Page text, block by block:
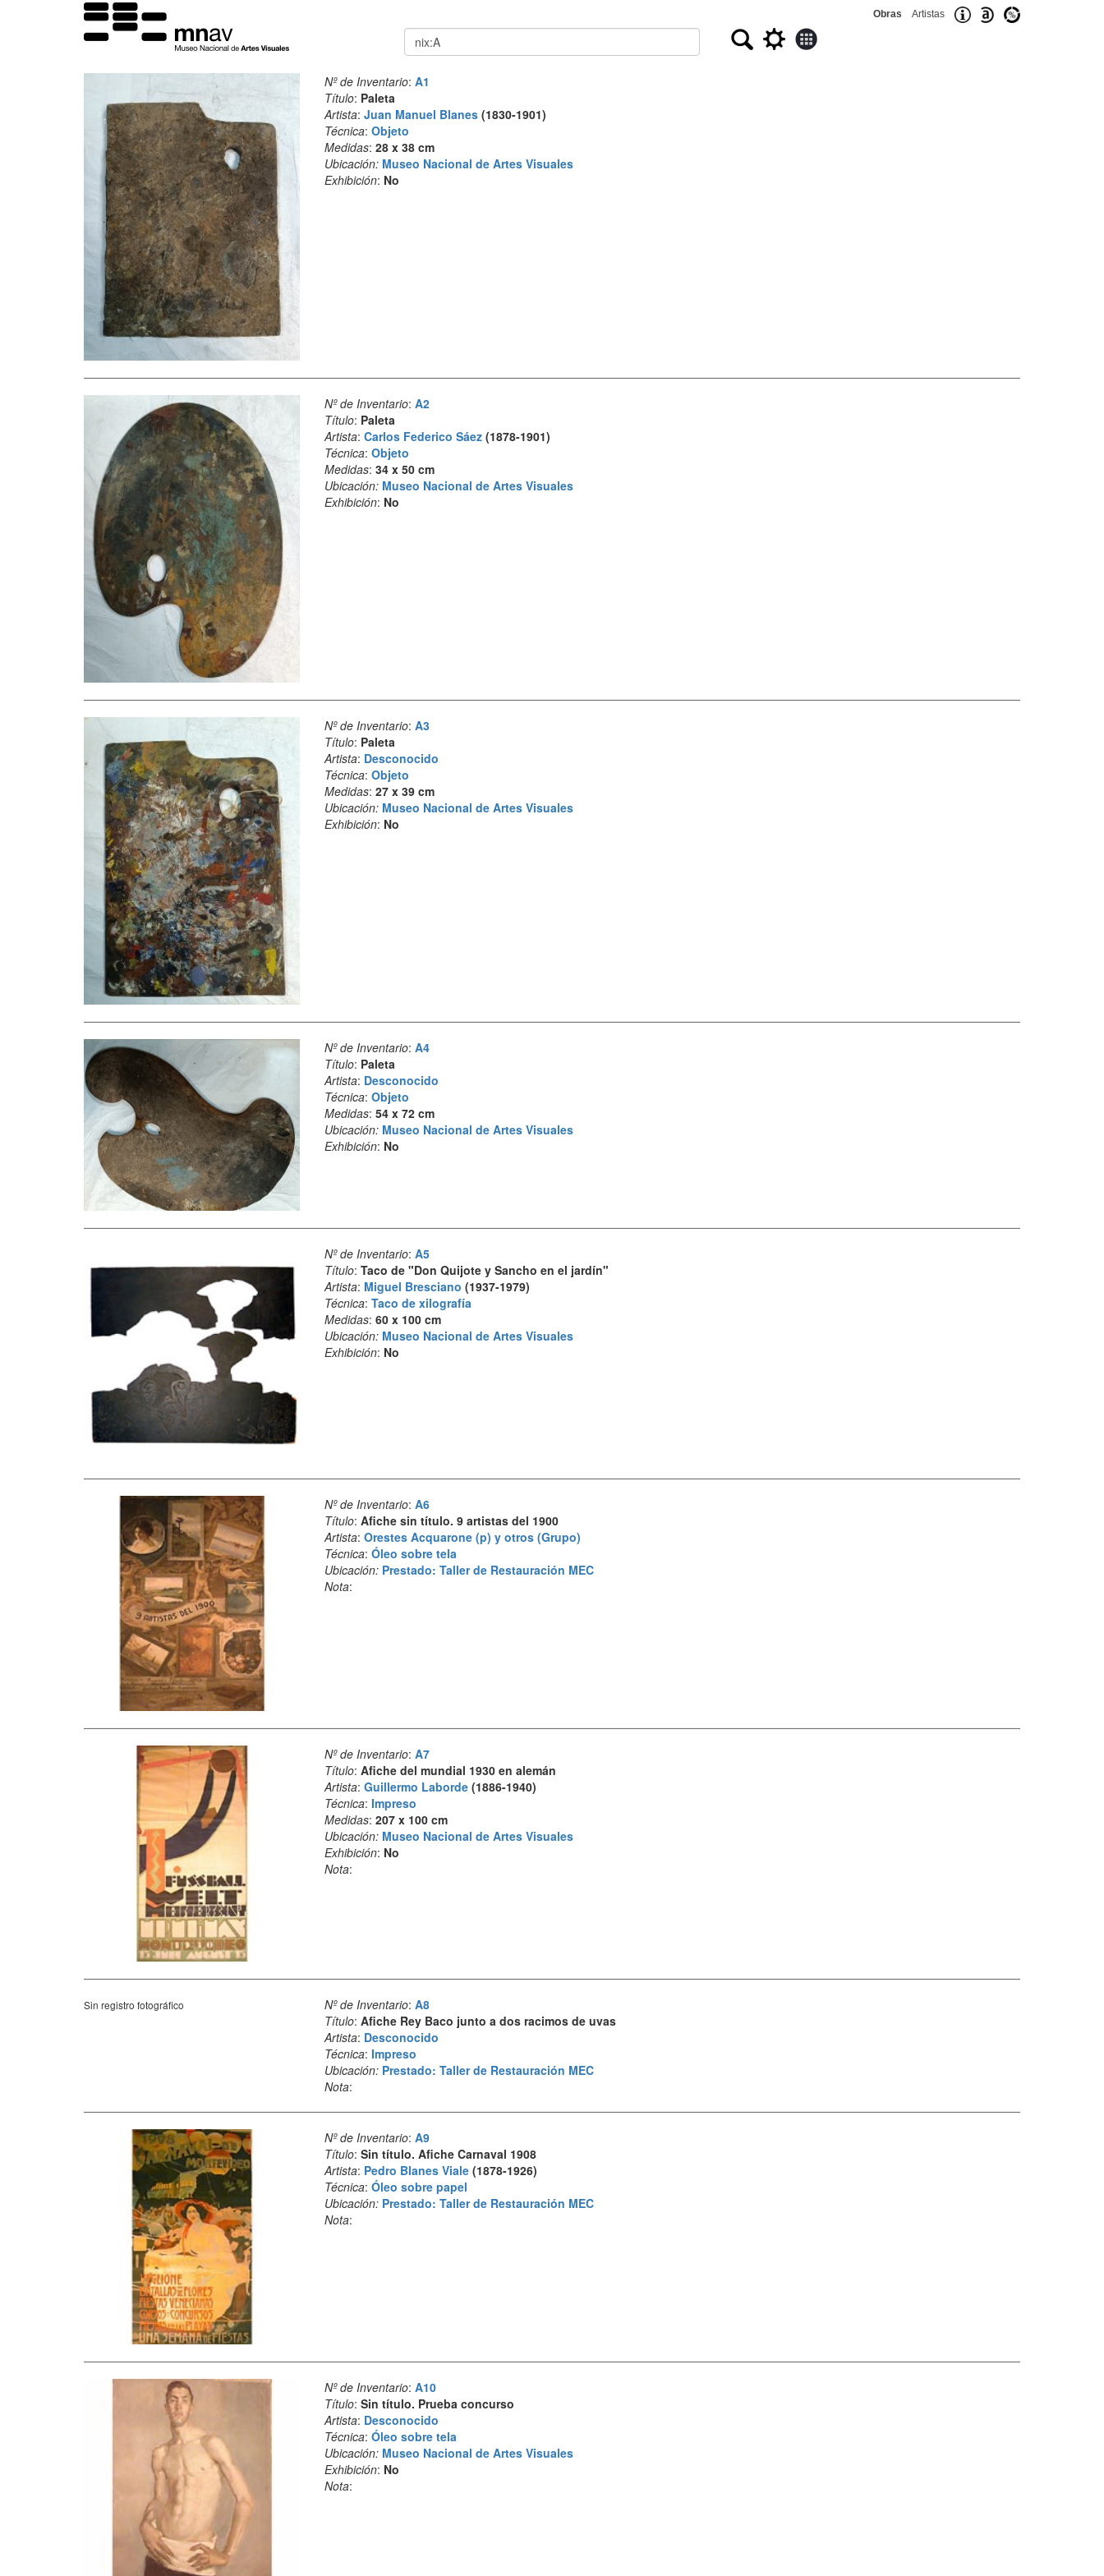
Obras Artistas
Buscar
Nº de Inventario: A1
Título: Paleta
Artista: Juan Manuel Blanes(1830-1901)
Técnica: Objeto
Medidas: 28 x 38 cm
Ubicación: Museo Nacional de Artes Visuales
Exhibición: No
Nº de Inventario: A2
Título: Paleta
Artista: Carlos Federico Sáez(1878-1901)
Técnica: Objeto
Medidas: 34 x 50 cm
Ubicación: Museo Nacional de Artes Visuales
Exhibición: No
Nº de Inventario: A3
Título: Paleta
Artista: Desconocido
Técnica: Objeto
Medidas: 27 x 39 cm
Ubicación: Museo Nacional de Artes Visuales
Exhibición: No
Nº de Inventario: A4
Título: Paleta
Artista: Desconocido
Técnica: Objeto
Medidas: 54 x 72 cm
Ubicación: Museo Nacional de Artes Visuales
Exhibición: No
Nº de Inventario: A5
Título: Taco de "Don Quijote y Sancho en el jardín"
Artista: Miguel Bresciano (1937-1979)
Técnica: Taco de xilografía
Medidas: 60 x 100 cm
Ubicación: Museo Nacional de Artes Visuales
Exhibición: No
Nº de Inventario: A6
Título: Afiche sin título. 9 artistas del 1900
Artista: Orestes Acquarone (p) y otros (Grupo)
Técnica: Óleo sobre tela
Ubicación: Prestado: Taller de Restauración MEC
Nota:
Nº de Inventario: A7
Título: Afiche del mundial 1930 en alemán
Artista: Guillermo Laborde(1886-1940)
Técnica: Impreso
Medidas: 207 x 100 cm
Ubicación: Museo Nacional de Artes Visuales
Exhibición: No
Nota:
Sin registro fotográfico Nº de Inventario: A8
Título: Afiche Rey Baco junto a dos racimos de uvas
Artista: Desconocido
Técnica: Impreso
Ubicación: Prestado: Taller de Restauración MEC
Nota:
Nº de Inventario: A9
Título: Sin título. Afiche Carnaval 1908
Artista: Pedro Blanes Viale(1878-1926)
Técnica: Óleo sobre papel
Ubicación: Prestado: Taller de Restauración MEC
Nota:
Nº de Inventario: A10
Título: Sin título. Prueba concurso
Artista: Desconocido
Técnica: Óleo sobre tela
Ubicación: Museo Nacional de Artes Visuales
Exhibición: No
Nota: